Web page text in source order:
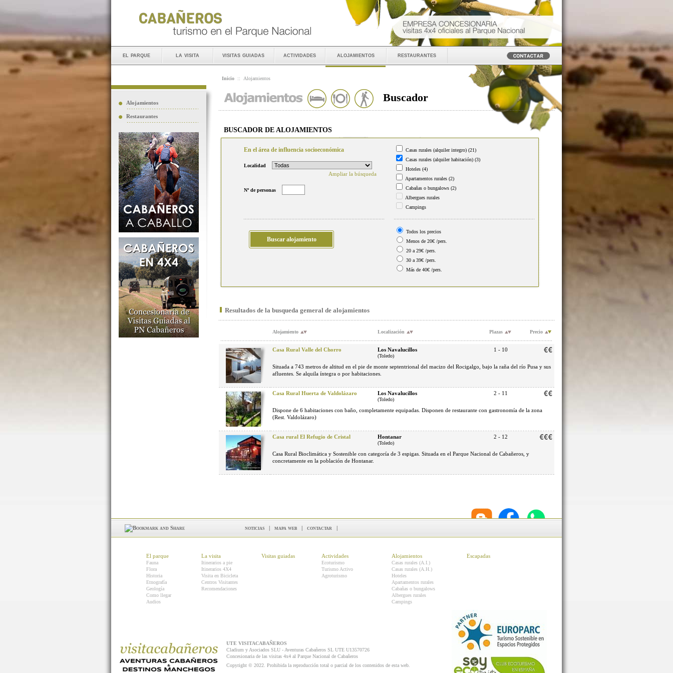
el parque la visita visitas guiadas actividades alojamientos restaurantes
Alojamientos
Restaurantes
Inicio :: Alojamientos
Buscador
BUSCADOR DE ALOJAMIENTOS
En el área de influencia socioeconómica
Localidad
Ampliar la búsqueda
Nº de personas
Casas rurales (alquiler integro) (21)
Casas rurales (alquiler habitación) (3)
Hoteles (4)
Apartamentos rurales (2)
Cabañas o bungalows (2)
Albergues rurales
Campings
Todos los precios
Menos de 20€ /pers.
20 a 29€ /pers.
30 a 39€ /pers.
Más de 40€ /pers.
Resultados de la busqueda gemeral de alojamientos
Alojamiento Localización Plazas Precio
Casa Rural Valle del Chorro Los Navalucillos
(Toledo)
1 - 10
Situada a 743 metros de altitud en el pie de monte septentrional del macizo del Rocigalgo, bajo la raña del río Pusa y sus
afluentes. Se alquila íntegra o por habitaciones.
Casa Rural Huerta de Valdolázaro Los Navalucillos
(Toledo)
2 - 11
Dispone de 6 habitaciones con baño, completamente equipadas. Disponen de restaurante con gastronomía de la zona
(Rest. Valdolázaro)
Casa rural El Refugio de Cristal Hontanar
(Toledo)
2 - 12
Casa Rural Bioclimática y Sostenible con categoría de 3 espigas. Situada en el Parque Nacional de Cabañeros, y
concretamente en la población de Hontanar.
noticias | mapa web | contactar |
El parque
Fauna
Flora
Historia
Etnografía
Geología
Como llegar
Audios
La visita
Itinerarios a pie
Itinerarios 4X4
Visita en Bicicleta
Centros Visitantes
Recomendaciones
Visitas guiadas Actividades
Ecoturismo
Turismo Activo
Agroturismo
Alojamientos
Casas rurales (A.I.)
Casas rurales (A.H.)
Hoteles
Apartamentos rurales
Cabañas o bungalows
Albergues rurales
Campings
Escapadas
UTE VISITACABAÑEROS
Cladium y Asociados SLU - Aventuras Cabañeros SL UTE U13570726
Concesionaria de las visitas 4x4 al Parque Nacional de Cabañeros
Copyright © 2022. Prohibida la reproducción total o parcial de los contenidos de esta web.